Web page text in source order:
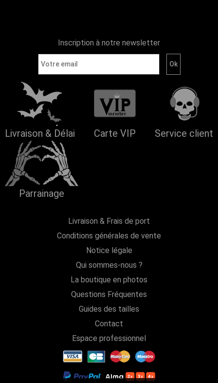
Inscription à notre newsletter
Livraison & Délai Carte VIP Service client
Parrainage
Livraison & Frais de port
Conditions générales de vente
Notice légale
Qui sommes-nous ?
La boutique en photos
Questions Fréquentes
Guides des tailles
Contact
Espace professionnel